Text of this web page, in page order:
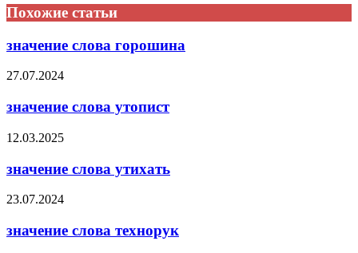
Похожие статьи
значение слова горошина
27.07.2024
значение слова утопист
12.03.2025
значение слова утихать
23.07.2024
значение слова технорук